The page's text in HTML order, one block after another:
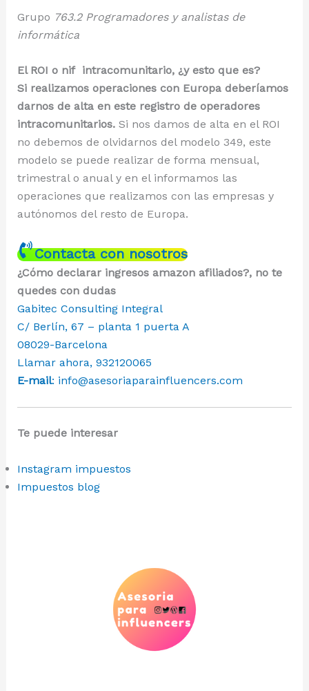
Grupo 763.2 Programadores y analistas de
informática
El ROI o nif intracomunitario, ¿y esto que es?
Si realizamos operaciones con Europa deberíamos
darnos de alta en este registro de operadores
intracomunitarios. Si nos damos de alta en el ROI
no debemos de olvidarnos del modelo 349, este
modelo se puede realizar de forma mensual,
trimestral o anual y en el informamos las
operaciones que realizamos con las empresas y
autónomos del resto de Europa.
Contacta con nosotros
¿Cómo declarar ingresos amazon afiliados?, no te
quedes con dudas
Gabitec Consulting Integral
C/ Berlín, 67 – planta 1 puerta A
08029-Barcelona
Llamar ahora, 932120065
E-mail: info@asesoriaparainfluencers.com
Te puede interesar
Instagram impuestos
Impuestos blog